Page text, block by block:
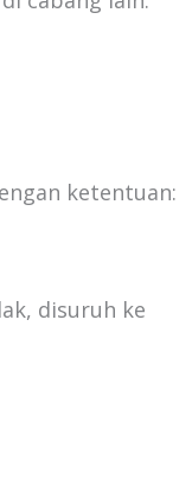
ketentuan:
disuruh ke